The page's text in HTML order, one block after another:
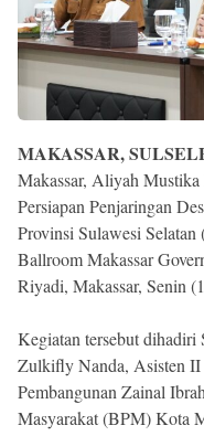
MAKASSAR,
Makassar, Aliyah Mustika
Persiapan Penjaringan
Provinsi Sulawesi
Ballroom Makassar
Riyadi, Makassar, Senin
Kegiatan tersebut dihadiri
Zulkifly Nanda, Asisten II
Pembangunan Zainal
Masyarakat (BPM) Kota